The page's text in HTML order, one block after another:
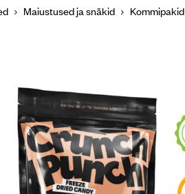
Maiustused ja snäkid Kommipakid